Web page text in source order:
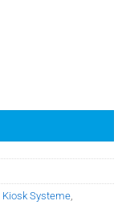
Kiosk Systeme,